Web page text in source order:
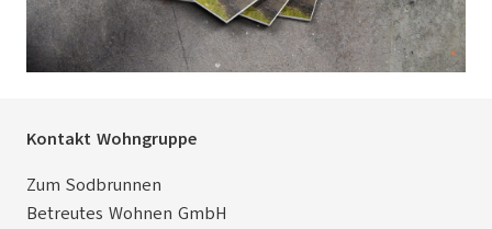
Kontakt Wohngruppe
Zum Sodbrunnen
Betreutes Wohnen GmbH